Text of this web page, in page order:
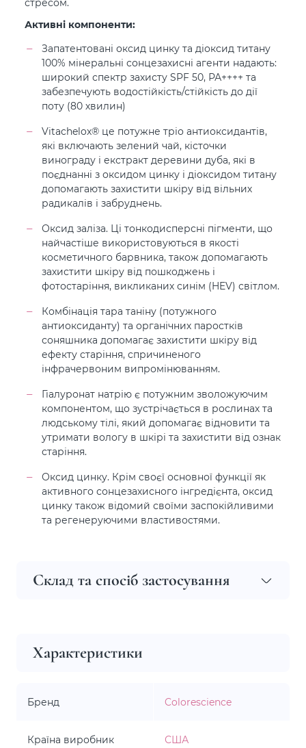
Активні компоненти:
Запатентовані оксид цинку та діоксид титану
100% мінеральні сонцезахисні агенти надають:
широкий спектр захисту SPF 50, РА++++ та
забезпечують водостійкість/стійкість до дії
поту (80 хвилин)
Vitachelox® це потужне тріо антиоксидантів,
які включають зелений чай, кісточки
винограду і екстракт деревини дуба, які в
поєднанні з оксидом цинку і діоксидом титану
допомагають захистити шкіру від вільних
радикалів і забруднень.
Оксид заліза. Ці тонкодисперсні пігменти, що
найчастіше використовуються в якості
косметичного барвника, також допомагають
захистити шкіру від пошкоджень і
фотостаріння, викликаних синім (HEV) світлом.
Комбінація тара таніну (потужного
антиоксиданту) та органічних паростків
соняшника допомагає захистити шкіру від
ефекту старіння, спричиненого
інфрачервоним випромінюванням.
Гіалуронат натрію є потужним зволожуючим
компонентом, що зустрічається в рослинах та
людському тілі, який допомагає відновити та
утримати вологу в шкірі та захистити від ознак
старіння.
Оксид цинку. Крім своєї основної функції як
активного сонцезахисного інгредієнта, оксид
цинку також відомий своїми заспокійливими
та регенеруючими властивостями.
Склад та спосіб застосування
Характеристики
Бренд Colorescience
Країна виробник США